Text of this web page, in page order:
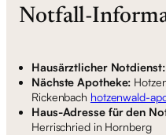
Notfall-
Hausärztlicher Notdienst:
Nächste Apotheke:
Rickenbach hotzenwald-
Haus-Adresse für den
Herrischried in Hornberg